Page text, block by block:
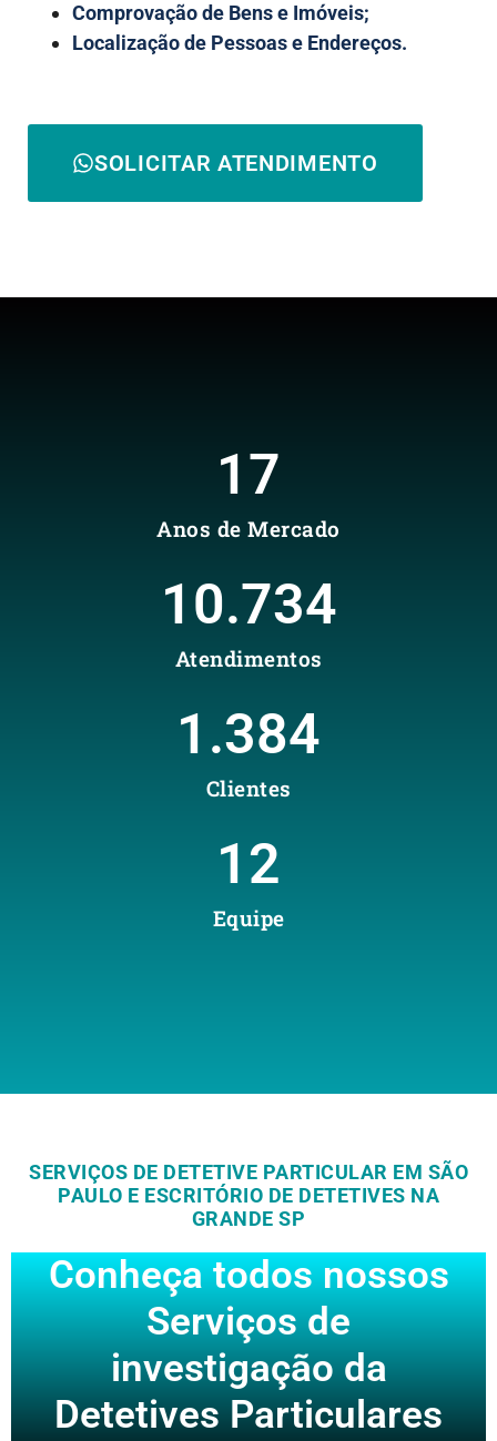
Comprovação de Bens e Imóveis;
Localização de Pessoas e Endereços.
SOLICITAR ATENDIMENTO
Anos de Mercado
17
Atendimentos
10.734
Clientes
1.384
Equipe
12
SERVIÇOS DE DETETIVE PARTICULAR EM SÃO
PAULO E ESCRITÓRIO DE DETETIVES NA
GRANDE SP
Conheça todos nossos
Serviços de
investigação da
Detetives Particulares